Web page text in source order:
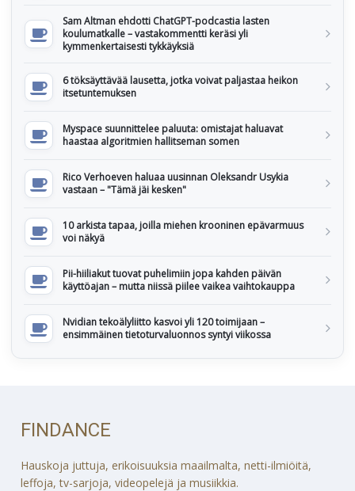
Sam Altman ehdotti ChatGPT-podcastia lasten
koulumatkalle – vastakommentti keräsi yli
kymmenkertaisesti tykkäyksiä
6 töksäyttävää lausetta, jotka voivat paljastaa heikon
itsetuntemuksen
Myspace suunnittelee paluuta: omistajat haluavat
haastaa algoritmien hallitseman somen
Rico Verhoeven haluaa uusinnan Oleksandr Usykia
vastaan – "Tämä jäi kesken"
10 arkista tapaa, joilla miehen krooninen epävarmuus
voi näkyä
Pii-hiiliakut tuovat puhelimiin jopa kahden päivän
käyttöajan – mutta niissä piilee vaikea vaihtokauppa
Nvidian tekoälyliitto kasvoi yli 120 toimijaan –
ensimmäinen tietoturvaluonnos syntyi viikossa
FINDANCE
Hauskoja juttuja, erikoisuuksia maailmalta, netti-ilmiöitä,
leffoja, tv-sarjoja, videopelejä ja musiikkia.